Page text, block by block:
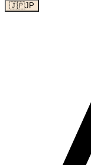
🇯🇵JP